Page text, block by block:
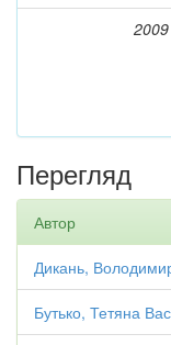
2009
Перегляд
Автор
Дикань,
Бутько, Тетяна